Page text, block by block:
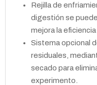
Rejilla de
digestión se
mejora la
Sistema opcional
residuales,
secado para
experimento.